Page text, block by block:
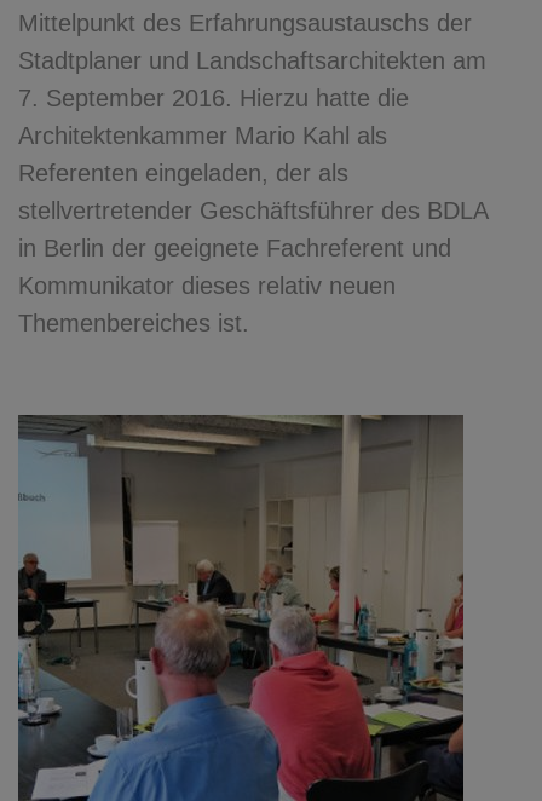
Mittelpunkt des Erfahrungsaustauschs der
Stadtplaner und Landschaftsarchitekten am
7. September 2016. Hierzu hatte die
Architektenkammer Mario Kahl als
Referenten eingeladen, der als
stellvertretender Geschäftsführer des BDLA
in Berlin der geeignete Fachreferent und
Kommunikator dieses relativ neuen
Themenbereiches ist.